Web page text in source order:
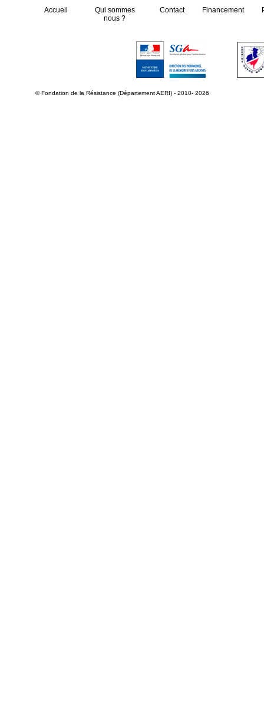
Accueil
Qui sommes
nous ?
Contact Financement
© Fondation de la Résistance (Département AERI) - 2010- 2026